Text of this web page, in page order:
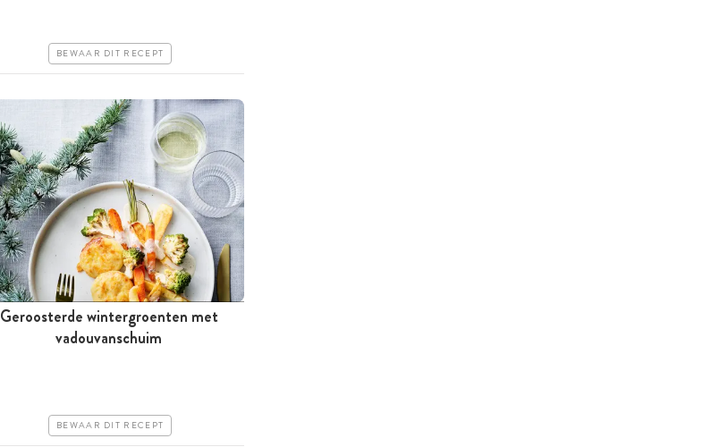
BEWAAR DIT RECEPT
Meer dan 1 uur
Geroosterde wintergroenten met
vadouvanschuim
BEWAAR DIT RECEPT